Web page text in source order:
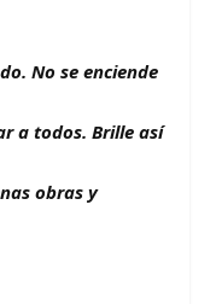
No se enciende
a todos. Brille así
obras y